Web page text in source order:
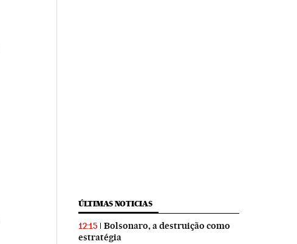
ÚLTIMAS NOTICIAS
12:15
Bolsonaro, a destruição como
estratégia